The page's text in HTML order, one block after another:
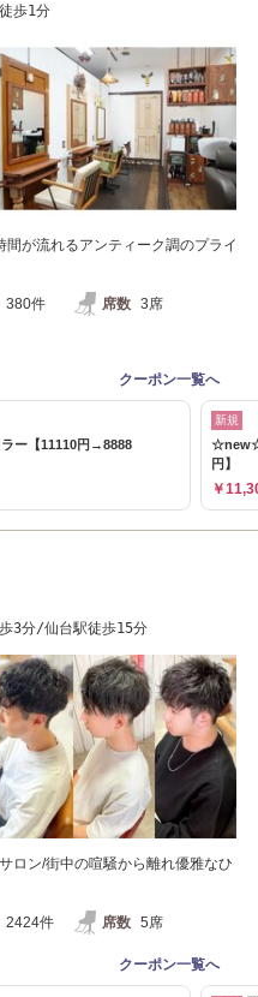
歩1分
が流れるアンティーク調のプライ
380件 席数 3席
クーポン一覧へ
ー【11110円→8888
新規
☆new☆
円】
￥
3分/仙台駅徒歩15分
ロン/街中の喧騒から離れ優雅なひ
2424件 席数 5席
クーポン一覧へ